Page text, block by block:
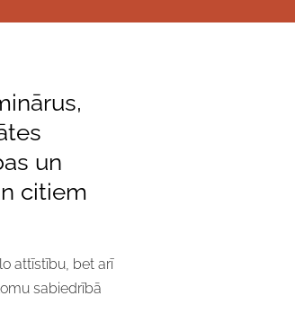
un
citiem
attīstību, bet arī
sabiedrībā